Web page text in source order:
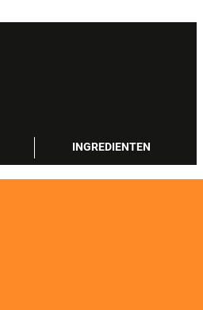
INGREDIENTEN